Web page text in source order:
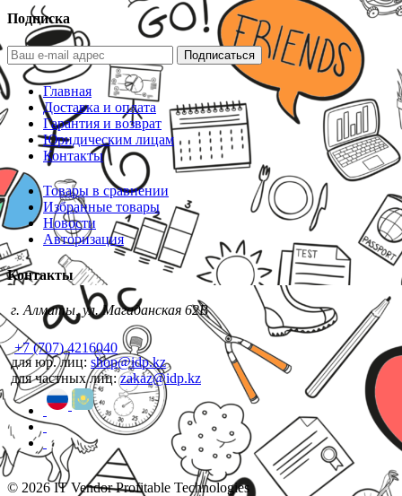
Подписка
Подписаться
Главная
Доставка и оплата
Гарантия и возврат
Юридическим лицам
Контакты
Товары в сравнении
Избранные товары
Новости
Авторизация
Контакты
г. Алматы, ул. Магаданская 62В
+7 (707) 4216040
для юр. лиц: shop@idp.kz
для частных лиц:zakaz@idp.kz
© 2026 IT Vendor Profitable Technologies